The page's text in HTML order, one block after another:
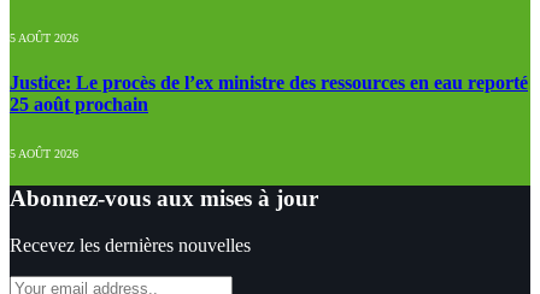
5 AOÛT 2026
Justice: Le procès de l’ex ministre des ressources en eau reporté
25 août prochain
5 AOÛT 2026
Abonnez-vous aux mises à jour
Recevez les dernières nouvelles